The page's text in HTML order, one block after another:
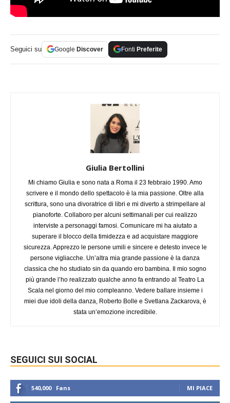
Seguici su Google Discover Fonti Preferite
Giulia Bertollini
Mi chiamo Giulia e sono nata a Roma il 23 febbraio 1990. Amo
scrivere e il mondo dello spettacolo è la mia passione. Oltre alla
scrittura, sono una divoratrice di libri e mi diverto a strimpellare al
pianoforte. Collaboro per alcuni settimanali per cui realizzo
interviste a personaggi famosi. Comunicare mi ha aiutato a
superare il blocco della timidezza e ad acquistare maggiore
sicurezza. Apprezzo le persone umili e sincere e detesto invece le
persone vigliacche. Un’altra mia grande passione è la danza
classica che ho studiato sin da quando ero bambina. Il mio sogno
più grande l’ho realizzato qualche anno fa entrando al Teatro La
Scala nel giorno del mio compleanno. Vedere ballare insieme i
miei due idoli della danza, Roberto Bolle e Svetlana Zackarova, è
stata un’emozione incredibile.
SEGUICI SUI SOCIAL
540,000 Fans MI PIACE